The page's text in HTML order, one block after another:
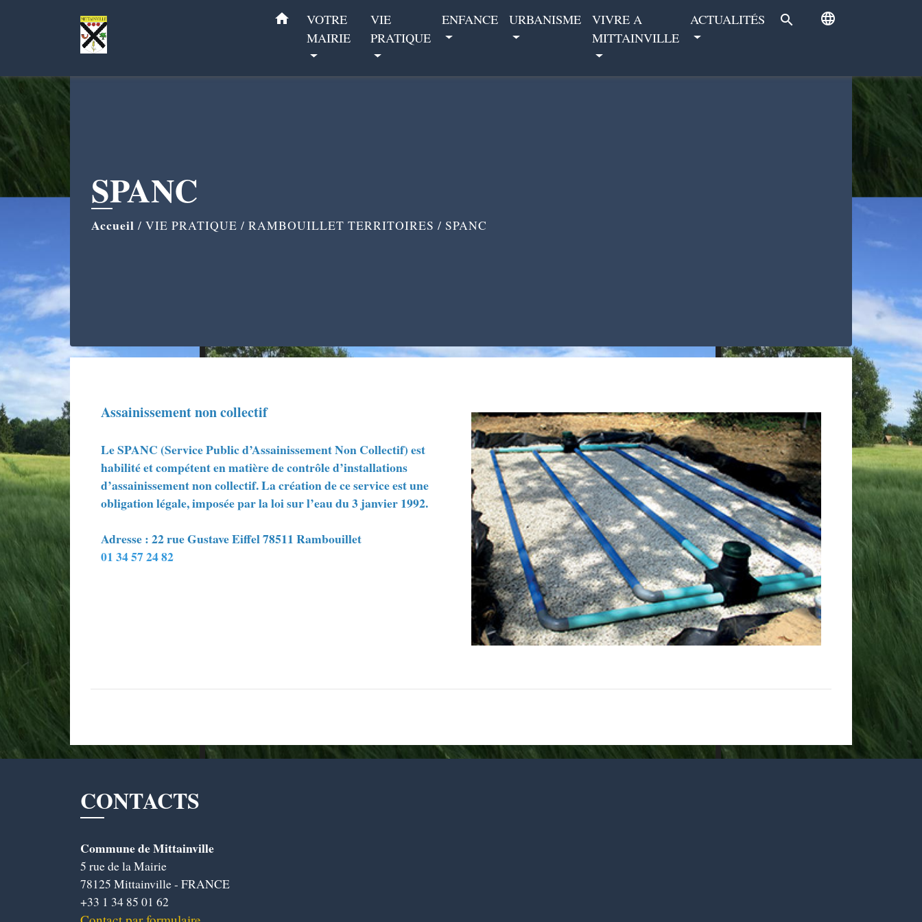
home
VOTRE
MAIRIE
VIE
PRATIQUE
ENFANCE URBANISME
VIVRE A
MITTAINVILLE
ACTUALITÉS search language
SPANC
Accueil / VIE PRATIQUE / RAMBOUILLET TERRITOIRES / SPANC
Assainissement non collectif
Le SPANC (Service Public d’Assainissement Non Collectif) est
habilité et compétent en matière de contrôle d’installations
d’assainissement non collectif. La création de ce service est une
obligation légale, imposée par la loi sur l’eau du 3 janvier 1992.
Adresse : 22 rue Gustave Eiffel 78511 Rambouillet
01 34 57 24 82
CONTACTS
Commune de Mittainville
5 rue de la Mairie
78125 Mittainville - FRANCE
+33 1 34 85 01 62